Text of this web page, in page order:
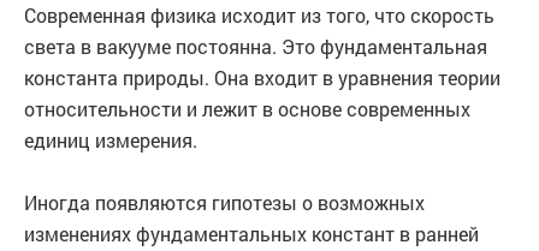
Современная физика исходит из того, что скорость
света в вакууме постоянна. Это фундаментальная
константа природы. Она входит в уравнения теории
относительности и лежит в основе современных
единиц измерения.
Иногда появляются гипотезы о возможных
изменениях фундаментальных констант в ранней